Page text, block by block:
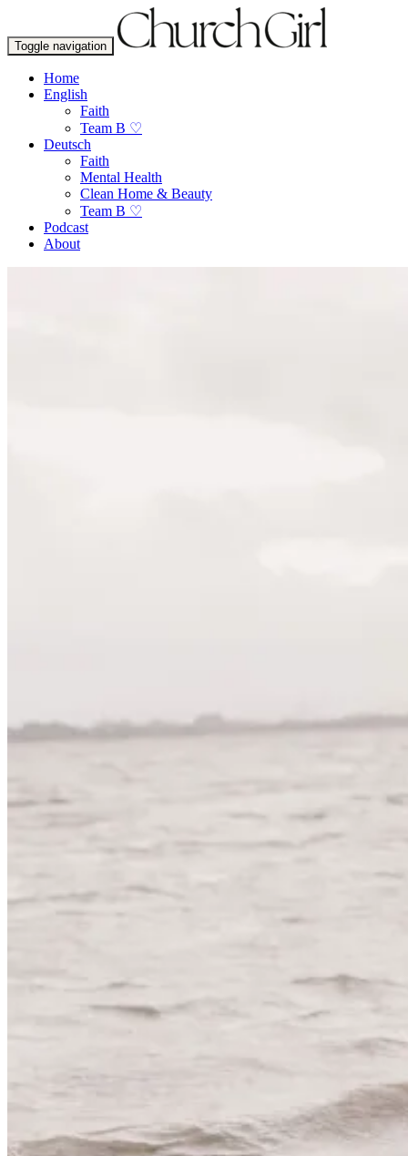
Toggle navigation
Home
English
Faith
Team B ♡
Deutsch
Faith
Mental Health
Clean Home & Beauty
Team B ♡
Podcast
About